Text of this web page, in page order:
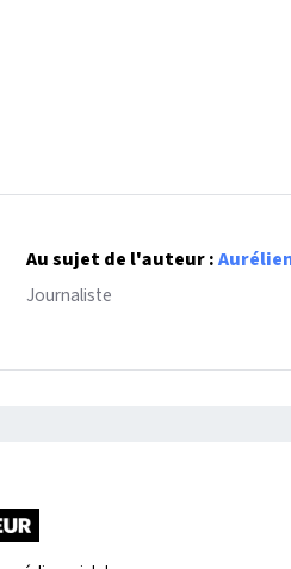
Au sujet de l'auteur :
Journaliste